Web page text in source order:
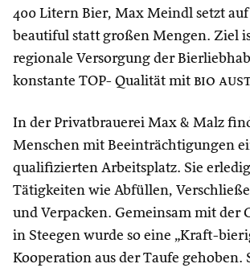
400 Litern Bier, Max Meindl setzt auf
beautiful statt großen Mengen. Ziel
regionale Versorgung der
konstante TOP- Qualität mit bio
In der Privatbrauerei Max & Malz
Menschen mit Beeinträchtigungen
qualifizierten Arbeitsplatz. Sie
Tätigkeiten wie Abfüllen,
und Verpacken. Gemeinsam mit der
in Steegen wurde so eine „Kraft-
Kooperation aus der Taufe gehoben.